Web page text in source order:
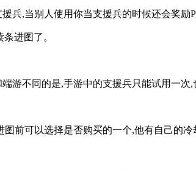
兵,当别人使用你当支援兵的时候还会奖励
进图了。
游不同的是,手游中的支援兵只能试用一
前可以选择是否购买的一个,他有自己的